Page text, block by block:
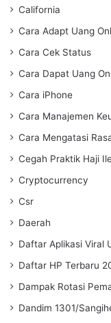
California
Cara Adapt Uang
Cara Cek Status
Cara Dapat Uang
Cara iPhone
Cara Manajemen
Cara Mengatasi
Cegah Praktik Haji
Cryptocurrency
Csr
Daerah
Daftar Aplikasi Viral
Daftar HP Terbaru
Dampak Rotasi
Dandim 1301/